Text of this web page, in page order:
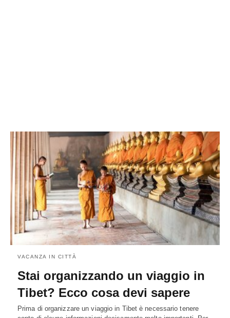
VACANZA IN CITTÀ
Stai organizzando un viaggio in
Tibet? Ecco cosa devi sapere
Prima di organizzare un viaggio in Tibet è necessario tenere